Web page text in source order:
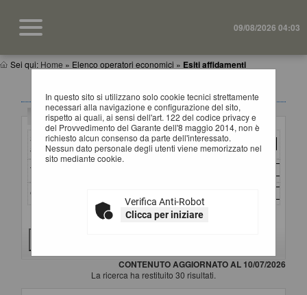
09/08/2026 04:03
Sei qui: Home » Elenco operatori economici » Esiti affidamenti
In questo sito si utilizzano solo cookie tecnici strettamente
necessari alla navigazione e configurazione del sito,
rispetto ai quali, ai sensi dell'art. 122 del codice privacy e
del Provvedimento del Garante dell'8 maggio 2014, non è
richiesto alcun consenso da parte dell'interessato.
Nessun dato personale degli utenti viene memorizzato nel
sito mediante cookie.
Verifica Anti-Robot
Clicca per iniziare
ESITI AFFIDAMENTI
Criteri di ricerca
Stazione
appaltante :
Titolo :
CIG :
Criteri di ricerca avanzati
CONTENUTO AGGIORNATO AL 10/07/2026
La ricerca ha restituito 30 risultati.